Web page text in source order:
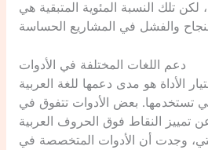
لكن تلك النسبة المئوية المتبقية هي
دعم اللغات المختلفة في الأدوات
الأداة هو مدى دعمها للغة العربية
تستخدمها. بعض الأدوات تتفوق في
عن تمييز النقاط فوق الحروف العربية
وجدت أن الأدوات المتخصصة في